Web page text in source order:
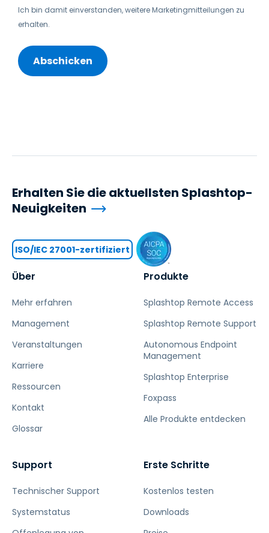
Ich bin damit einverstanden, weitere Marketingmitteilungen zu
erhalten.
Über
Mehr erfahren
Management
Veranstaltungen
Karriere
Ressourcen
Kontakt
Glossar
Produkte
Splashtop Remote Access
Splashtop Remote Support
Autonomous Endpoint
Management
Splashtop Enterprise
Foxpass
Alle Produkte entdecken
Support
Technischer Support
Systemstatus
Erste Schritte
Kostenlos testen
Downloads
Erhalten Sie die aktuellsten Splashtop-
Neuigkeiten
ISO/IEC 27001-zertifiziert